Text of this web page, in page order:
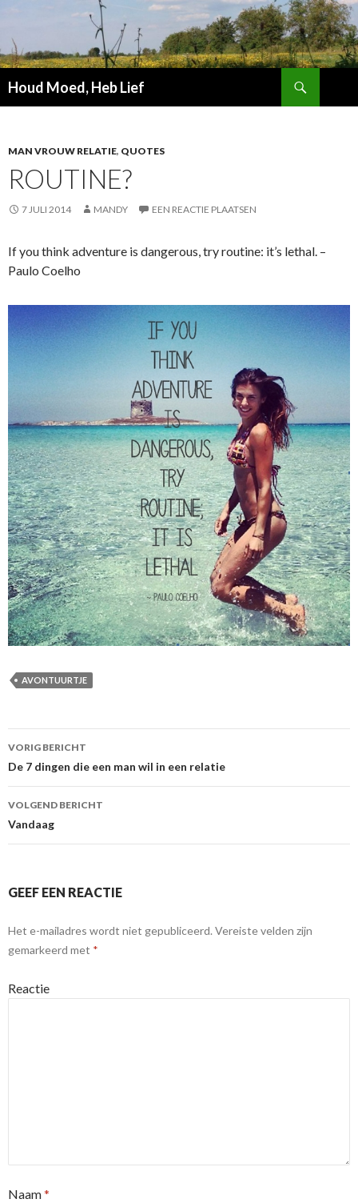
Houd Moed, Heb Lief
MAN VROUW RELATIE, QUOTES
ROUTINE?
7 JULI 2014 MANDY EEN REACTIE PLAATSEN
If you think adventure is dangerous, try routine: it’s lethal. –
Paulo Coelho
AVONTUURTJE
Berichtnavigatie
VORIG BERICHT
De 7 dingen die een man wil in een relatie
VOLGEND BERICHT
Vandaag
GEEF EEN REACTIE
Het e-mailadres wordt niet gepubliceerd. Vereiste velden zijn
gemarkeerd met *
Reactie
Naam*